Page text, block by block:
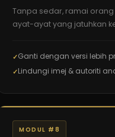
Tanpa sedar, ramai orang
ayat-ayat yang jatuhkan
Ganti dengan versi lebih
Lindungi imej & autoriti
MODUL #8